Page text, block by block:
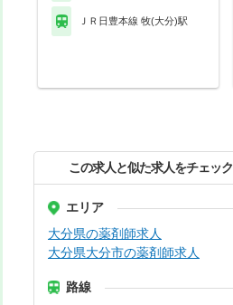
ＪＲ日豊本線 牧(大分)駅
この求人と似た求人をチェック
エリア
大分県の薬剤師求人
大分県大分市の薬剤師求人
路線